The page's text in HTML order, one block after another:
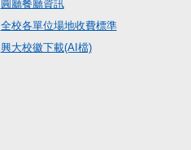
圓廳餐廳資訊
全校各單位場地收費標準
興大校徽下載(AI檔)